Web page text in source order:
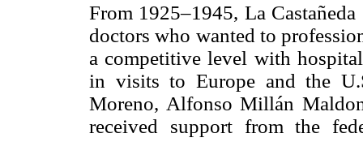
From 1925–1945, La
doctors who wanted to
a competitive level with
in visits to Europe and the
Moreno, Alfonso Millán
received support from the